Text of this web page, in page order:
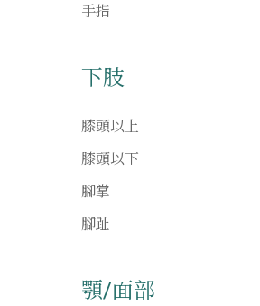
手指
下肢
膝頭以上
膝頭以下
腳掌
腳趾
顎/面部